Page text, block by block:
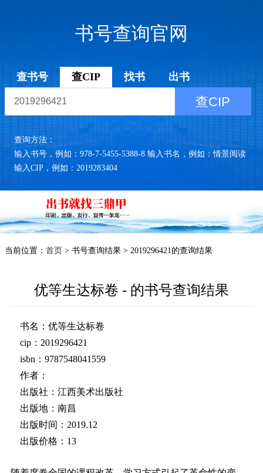
书号查询官网
查书号 查CIP 找书 出书
查CIP
查询方法：
输入书号，例如：978-7-5455-5388-8 输入书名，例如：情景阅读
输入CIP，例如：2019283404
当前位置： 首页 > 书号查询结果 > 2019296421的查询结果
优等生达标卷 - 的书号查询结果
书名：优等生达标卷
cip：2019296421
isbn：9787548041559
作者：
出版社：江西美术出版社
出版地：南昌
出版时间：2019.12
出版价格：13